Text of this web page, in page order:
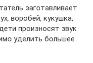
заготавливает
воробей, кукушка,
произносят звук
уделить большее